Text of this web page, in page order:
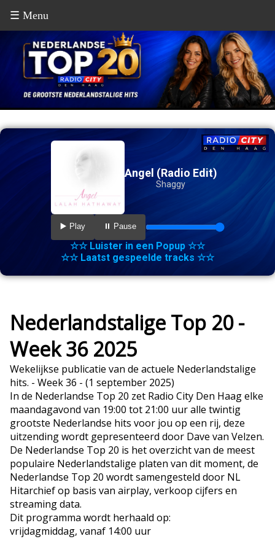
☰ Menu
Angel (Radio Edit)
Shaggy
▶️ Play ⏸️ Pause
☆☆ Luister in een Popup ☆☆
☆☆ Laatst gespeelde tracks ☆☆
Nederlandstalige Top 20 -
Week 36 2025
Wekelijkse publicatie van de actuele Nederlandstalige
hits. - Week 36 - (1 september 2025)
In de Nederlandse Top 20 zet Radio City Den Haag elke
maandagavond van 19:00 tot 21:00 uur alle twintig
grootste Nederlandse hits voor jou op een rij, deze
uitzending wordt gepresenteerd door Dave van Velzen.
De Nederlandse Top 20 is het overzicht van de meest
populaire Nederlandstalige platen van dit moment, de
Nederlandse Top 20 wordt samengesteld door NL
Hitarchief op basis van airplay, verkoop cijfers en
streaming data.
Dit programma wordt herhaald op:
vrijdagmiddag, vanaf 14:00 uur